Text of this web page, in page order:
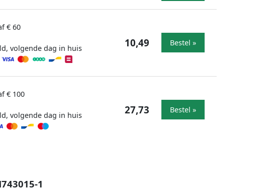
€ 60
volgende dag in huis
10,49 Bestel »
€ 100
volgende dag in huis
27,73 Bestel »
1